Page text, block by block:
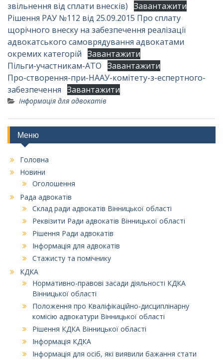
звільнення від сплати внесків) Завантажити
Рішення РАУ №112 від 25.09.2015 Про сплату
щорічного внеску на забезпечення реалізації
адвокатського самоврядування адвокатами
окремих категорій Завантажити
Пільги-участникам-АТО Завантажити
Про-створення-при-НААУ-комітету-з-еспертного-
забезпечення Завантажити
Інформація для адвокатів
Меню
Головна
Новини
Оголошення
Рада адвокатів
Склад ради адвокатів Вінницької області
Реквізити Ради адвокатів Вінницької області
Рішення Ради адвокатів
Інформація для адвокатів
Стажисту та помічнику
КДКА
Нормативно-правові засади діяльності КДКА
Вінницької області
Положення про Кваліфікаційно-дисциплінарну
комісію адвокатури Вінницької області
Рішення КДКА Вінницької області
Інформація КДКА
Інформація для осіб, які виявили бажання стати